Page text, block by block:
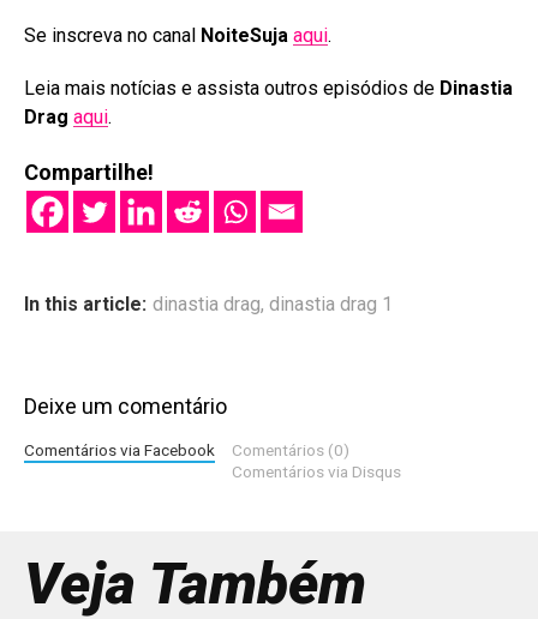
Se inscreva no canal NoiteSuja aqui.
Leia mais notícias e assista outros episódios de Dinastia
Drag aqui.
Compartilhe!
In this article: dinastia drag, dinastia drag 1
Deixe um comentário
Comentários via Facebook
Comentários (0)
Comentários via Disqus
Veja Também